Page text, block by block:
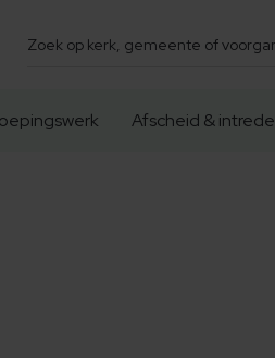
Zoeken
Afscheid & intrede